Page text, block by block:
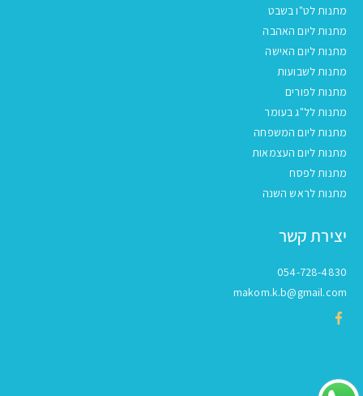
מתנות לט"ו בשבט
מתנות ליום האהבה
מתנות ליום האישה
מתנות לשבועות
מתנות לפורים
מתנות לל"ג בעומר
מתנות ליום המשפחה
מתנות ליום העצמאות
מתנות לפסח
מתנות לראש השנה
יצירת קשר
054-728-4830
makom.k.b@gmail.com